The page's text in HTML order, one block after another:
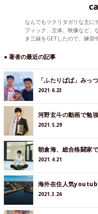
なんでもツクリタガリな主に
フィック、立体、映像など、
き三線をGETしたので、練習
● 著者の最近の記事
「ふたりぱぱ」み
2021.6.23
河野玄斗の動画で勉
2021.5.29
朝倉海、総合格闘家
2021.4.21
海外在住人気
2021.3.26